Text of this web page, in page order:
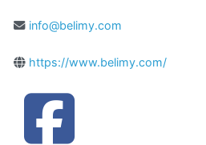
info@belimy.com
https://www.belimy.com/